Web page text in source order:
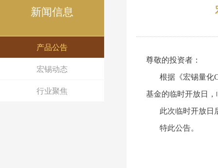
新闻信息
产品公告
宏锡动态
行业聚焦
尊敬的投资者：
根据《宏锡量化
基金的临时开放日
此次临时开放日后
特此公告。